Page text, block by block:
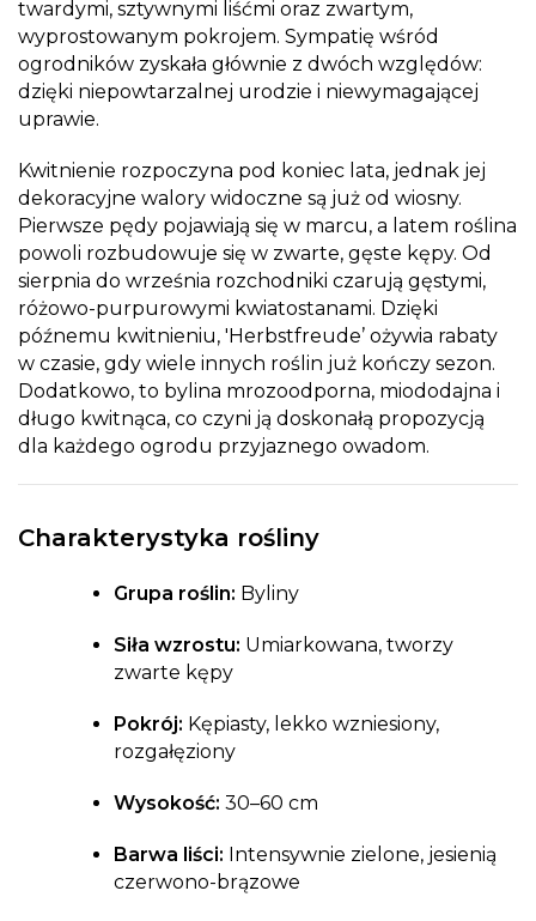
twardymi, sztywnymi liśćmi oraz zwartym,
wyprostowanym pokrojem. Sympatię wśród
ogrodników zyskała głównie z dwóch względów:
dzięki niepowtarzalnej urodzie i niewymagającej
uprawie.
Kwitnienie rozpoczyna pod koniec lata, jednak jej
dekoracyjne walory widoczne są już od wiosny.
Pierwsze pędy pojawiają się w marcu, a latem roślina
powoli rozbudowuje się w zwarte, gęste kępy. Od
sierpnia do września rozchodniki czarują gęstymi,
różowo-purpurowymi kwiatostanami. Dzięki
późnemu kwitnieniu, 'Herbstfreude’ ożywia rabaty
w czasie, gdy wiele innych roślin już kończy sezon.
Dodatkowo, to bylina mrozoodporna, miododajna i
długo kwitnąca, co czyni ją doskonałą propozycją
dla każdego ogrodu przyjaznego owadom.
Charakterystyka rośliny
Grupa roślin: Byliny
Siła wzrostu: Umiarkowana, tworzy
zwarte kępy
Pokrój: Kępiasty, lekko wzniesiony,
rozgałęziony
Wysokość: 30–60 cm
Barwa liści: Intensywnie zielone, jesienią
czerwono-brązowe